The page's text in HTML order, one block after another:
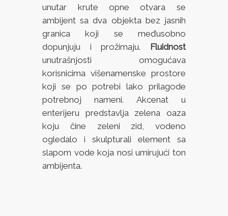
unutar krute opne otvara se
ambijent sa dva objekta bez jasnih
granica koji se međusobno
dopunjuju i prožimaju.
Fluidnost
unutrašnjosti omogućava
korisnicima višenamenske prostore
koji se po potrebi lako prilagode
potrebnoj nameni. Akcenat u
enterijeru predstavlja zelena oaza
koju čine zeleni zid, vodeno
ogledalo i skulpturali element sa
slapom vode koja nosi umirujući ton
ambijenta.